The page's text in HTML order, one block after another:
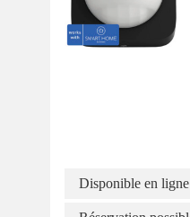
Disponible en ligne